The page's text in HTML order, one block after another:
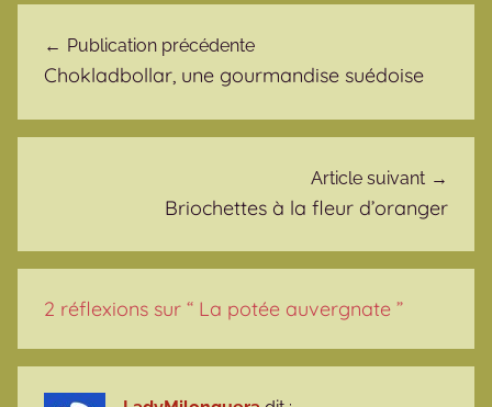
Publication précédente
Chokladbollar, une gourmandise suédoise
Article suivant
Briochettes à la fleur d’oranger
2 réflexions sur “ La potée auvergnate ”